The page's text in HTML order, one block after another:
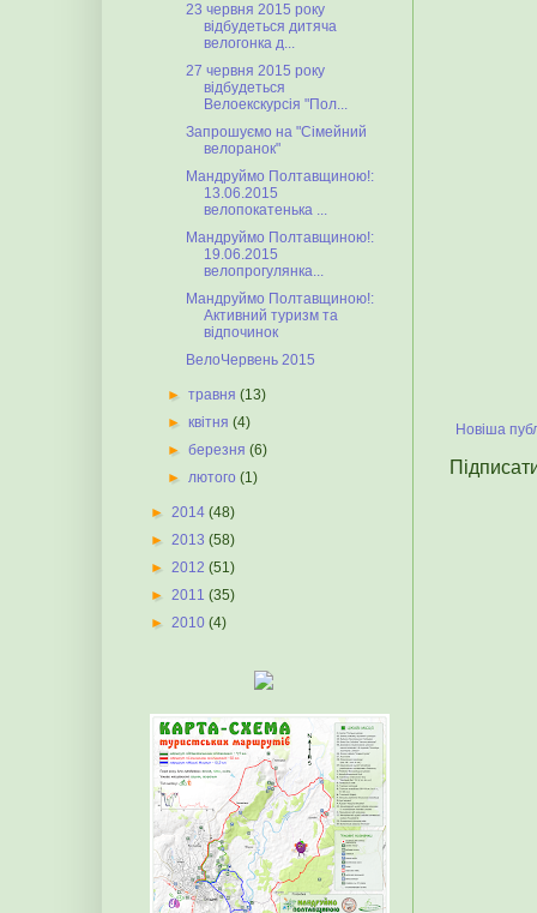
Новіша
23 червня 2015 року
відбудеться дитяча
велогонка д...
27 червня 2015 року
відбудеться
Велоекскурсія "Пол...
Запрошуємо на "Сімейний
велоранок"
Мандруймо Полтавщиною!:
13.06.2015
велопокатенька ...
Мандруймо Полтавщиною!:
19.06.2015
велопрогулянка...
Мандруймо Полтавщиною!:
Активний туризм та
відпочинок
ВелоЧервень 2015
►травня(13)
►квітня(4)
►березня(6)
►лютого(1)
► 2014 (48)
► 2013 (58)
► 2012 (51)
► 2011 (35)
► 2010 (4)